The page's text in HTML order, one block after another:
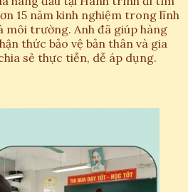
15 năm kinh nghiệm trong lĩnh
môi trường. Anh đã giúp hàng
thức bảo vệ bản thân và gia
sẻ thực tiễn, dễ áp dụng.